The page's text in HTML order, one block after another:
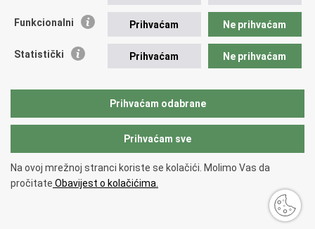
Republika Hrvatska
Trg N.Š. Zrinskog 7-8, 10000 Zagreb
fax: +385 (0)1 4551 795, +385 (0)1 4920 149
ministarstvo@mvep.hr
Copyright © 2026 Ministarstvo vanjskih i europskih poslova.
korištenja.Izjava o pristupačnosti.
Funkcionalni Prihvaćam Ne prihvaćam
Statistički Prihvaćam Ne prihvaćam
Prihvaćam odabrane
Prihvaćam sve
Na ovoj mrežnoj stranci koriste se kolačići. Molimo Vas da
pročitate Obavijest o kolačićima.